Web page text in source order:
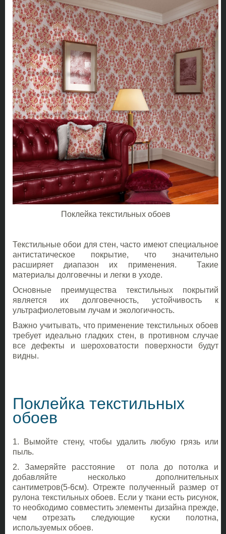
Поклейка текстильных обоев
Текстильные обои для стен, часто имеют специальное
антистатическое покрытие, что значительно
расширяет диапазон их применения. Такие
материалы долговечны и легки в уходе.
Основные преимущества текстильных покрытий
является их долговечность, устойчивость к
ультрафиолетовым лучам и экологичность.
Важно учитывать, что применение текстильных обоев
требует идеально гладких стен, в противном случае
все дефекты и шероховатости поверхности будут
видны.
Поклейка текстильных
обоев
1. Вымойте стену, чтобы удалить любую грязь или
пыль.
2. Замеряйте расстояние от пола до потолка и
добавляйте несколько дополнительных
сантиметров(5-6см). Отрежте полученный размер от
рулона текстильных обоев. Если у ткани есть рисунок,
то необходимо совместить элементы дизайна прежде,
чем отрезать следующие куски полотна,
используемых обоев.